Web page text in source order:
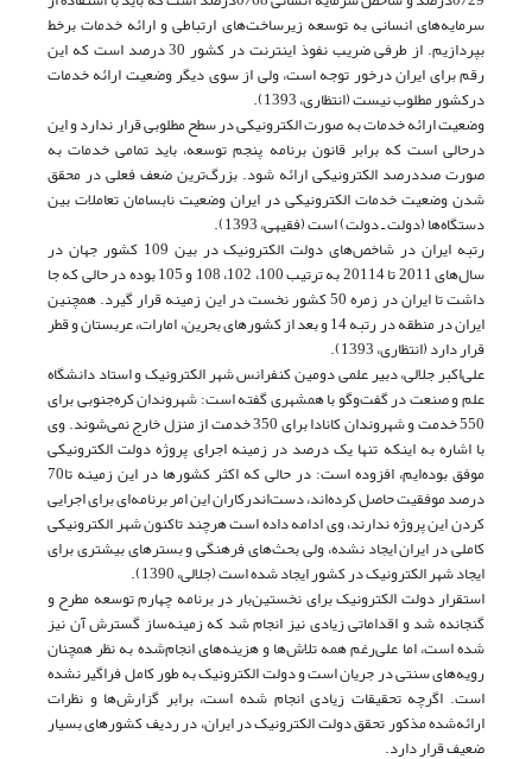
سرمایه‌های انسانی به توسعه زیرساخت‌های ارتباطی و ارائه خدمات برخط
بپردازیم. از طرفی ضریب نفوذ اینترنت در کشور 30 درصد است که این
رقم برای ایران درخور توجه است، ولی از سوی دیگر وضعیت ارائه خدمات
درکشور مطلوب نیست (انتظاری، 1393).
وضعیت ارائه خدمات به صورت الکترونیکی در سطح مطلوبی قرار ندارد و این
درحالی است که برابر قانون برنامه پنجم توسعه، باید تمامی خدمات به
صورت صددرصد الکترونیکی ارائه شود. بزرگ‌ترین ضعف فعلی در محقق
شدن وضعیت خدمات الکترونیکی در ایران وضعیت نابسامان تعاملات بین
دستگاه‌ها (دولت ـ دولت) است (فقیهی، 1393).
رتبه ایران در شاخص‌های دولت الکترونیک در بین 109 کشور جهان در
سال‌های 2011 تا 20114 به ترتیب 100، 102، 108 و 105 بوده در حالی که جا
داشت تا ایران در زمره 50 کشور نخست در این زمینه قرار گیرد. همچنین
ایران در منطقه در رتبه 14 و بعد از کشورهای بحرین، امارات، عربستان و قطر
قرار دارد (انتظاری، 1393).
علی‌اکبر جلالی، دبیر علمی دومین کنفرانس شهر الکترونیک و استاد دانشگاه
علم و صنعت در گفت‌وگو با همشهری گفته است: شهروندان کره‌جنوبی برای
550 خدمت و شهروندان کانادا برای 350 خدمت از منزل خارج نمی‌شوند. وی
با اشاره به اینکه تنها یک درصد در زمینه اجرای پروژه دولت الکترونیکی
موفق بوده‌ایم، افزوده است: در حالی که اکثر کشورها در این زمینه تا70
درصد موفقیت حاصل کرده‌اند، دست‌اندرکاران این امر برنامه‌ای برای اجرایی
کردن این پروژه ندارند، وی ادامه داده است هرچند تاکنون شهر الکترونیکی
کاملی در ایران ایجاد نشده، ولی بحث‌های فرهنگی و بسترهای بیشتری برای
ایجاد شهر الکترونیک در کشور ایجاد شده است (جلالی، 1390).
استقرار دولت الکترونیک برای نخستین‌بار در برنامه چهارم توسعه مطرح و
گنجانده شد و اقداماتی زیادی نیز انجام شد که زمینه‌ساز گسترش آن نیز
شده است، اما علی‌رغم همه تلاش‌ها و هزینه‌های انجام‌شده به نظر همچنان
رویه‌های سنتی در جریان است و دولت الکترونیک به طور کامل فراگیر نشده
است. اگرچه تحقیقات زیادی انجام شده است، برابر گزارش‌ها و نظرات
ارائه‌شده مذکور تحقق دولت الکترونیک در ایران، در ردیف کشورهای بسیار
ضعیف قرار دارد.